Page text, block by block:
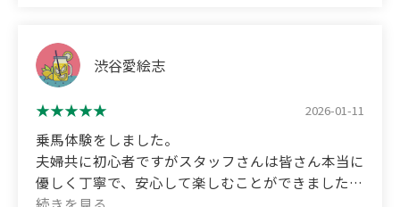
The staff member greeted me with a smile and a
very friendly atmosphere, and we started by
brushing Love, who I'd been riding today.
He had such beautiful fur, and even just thinking
After that, I led Love to the practice range.
Escape the hustle and bustle of the city and enjoy
the extraordinary feeling of being in nature,
ださいました。
とても貴重な体験をさせていただきました。ありが
とうございました。
We visited for a horse riding experience with our
10-year-old son. We were surprised to find so many
horses so close to Oda Atsushi. Even though we live
渋谷愛絵志
2026-01-11
乗馬体験をしました。
夫婦共に初心者ですがスタッフさんは皆さん本当に
優しく丁寧で、安心して楽しむことができました。